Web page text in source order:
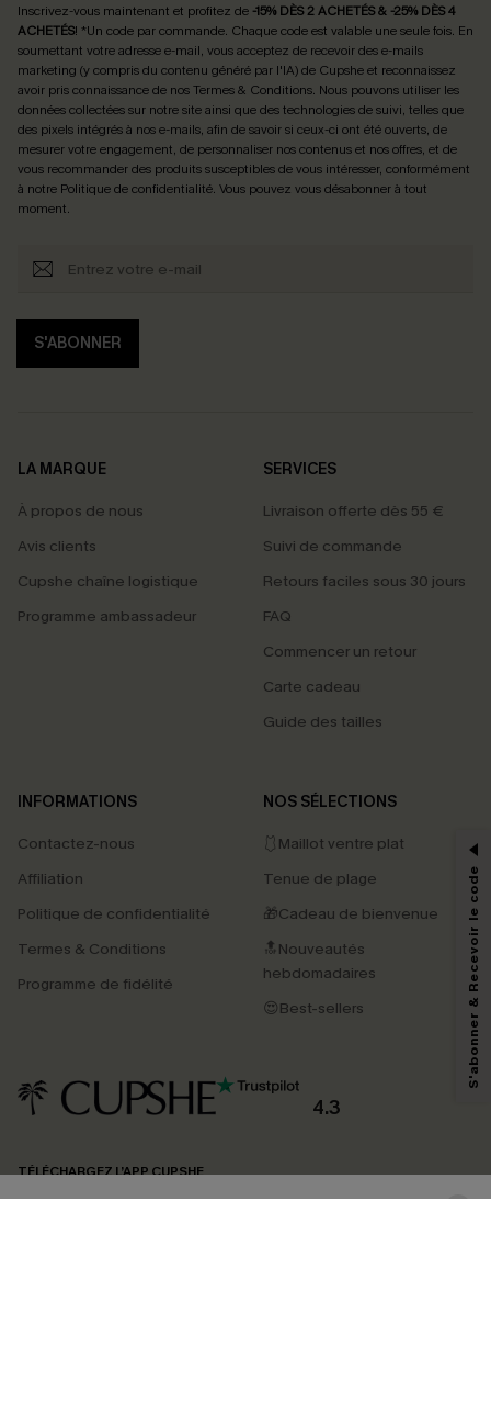
Inscrivez-vous maintenant et profitez de -15% DÈS 2 ACHETÉS & -25% DÈS 4
ACHETÉS! *Un code par commande. Chaque code est valable une seule fois. En
soumettant votre adresse e-mail, vous acceptez de recevoir des e-mails
marketing (y compris du contenu généré par l'IA) de Cupshe et reconnaissez
avoir pris connaissance de nosTermes & Conditions. Nous pouvons utiliser les
données collectées sur notre site ainsi que des technologies de suivi, telles que
des pixels intégrés à nos e-mails, afin de savoir si ceux-ci ont été ouverts, de
mesurer votre engagement, de personnaliser nos contenus et nos offres, et de
vous recommander des produits susceptibles de vous intéresser, conformément
à notre Politique de confidentialité. Vous pouvez vous désabonner à tout
moment.
S'ABONNER
LA MARQUE
À propos de nous
Avis clients
Cupshe chaîne logistique
Programme ambassadeur
SERVICES
Livraison offerte dès 55 €
Suivi de commande
Retours faciles sous 30 jours
FAQ
Commencer un retour
Carte cadeau
Guide des tailles
INFORMATIONS
Contactez-nous
Affiliation
Politique de confidentialité
Termes & Conditions
Programme de fidélité
NOS SÉLECTIONS
🩱Maillot ventre plat
Tenue de plage
🎁Cadeau de bienvenue
🔝Nouveautés
hebdomadaires
😍Best-sellers
4.3
TÉLÉCHARGEZ L’APP CUPSHE
PROFITEZ DE -15%
-15% dès 2 Achetés par E-mail
*Un code par commande, valable une seule fois.
En soumettant votre adresse e-mail, vous acceptez de recevoir des e-mails
marketing (y compris du contenu généré par l'IA) de Cupshe et
reconnaissez avoir pris connaissance de nos
pouvons utiliser les données collectées sur notre site ainsi que des
produits susceptibles de vous intéresser, conformément à notre
Politique de
confidentialité
. Vous pouvez vous désabonner à tout moment.
S'abonner & Recevoir le code